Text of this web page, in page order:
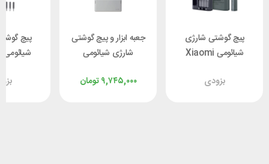
پیچ گوشتی شارژی
شیائومی Xiaomi
48 سری
بزودی
جعبه ابزار و پیچ گوشتی
شارژی شیائومی
QWDGJ001
تومان۹,۷۴۵,۰۰۰
پیچ
30 سری